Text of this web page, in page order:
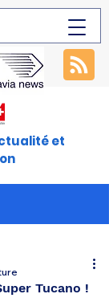
et
Tucano !